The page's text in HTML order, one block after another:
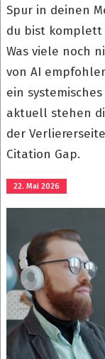
Spur in deinen
du bist komplett
Was viele noch
von AI
ein
aktuell stehen
der
Citation Gap.
22. Mai 2026